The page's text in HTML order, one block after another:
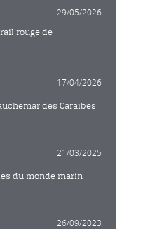
29/05/2026
rouge de
17/04/2026
des Caraïbes
21/03/2025
du monde marin
26/09/2023